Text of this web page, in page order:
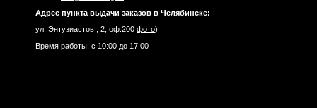
Адрес пункта выдачи заказов в Челябинске:
ул. Энтузиастов , 2, оф.200 фото)
Время работы: с 10:00 до 17:00